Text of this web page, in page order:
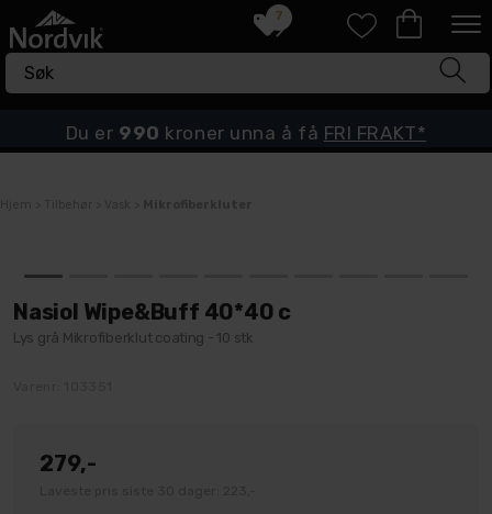
7
Du er 990 kroner unna å få FRI FRAKT*
Nasiol Wipe&Buff 40*40 c
Lys grå Mikrofiberklut coating - 10 stk
279,-